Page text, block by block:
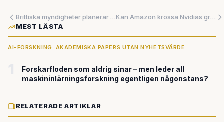
Brittiska myndigheter planerar AI-ålderstestning – läckt dokument avslöjar kända brister som kan mista barn för vuxna
Kan Amazon krossa Nvidias grepp om AI-marknaden?
MEST LÄSTA
AI-FORSKNING: AKADEMISKA PAPERS UTAN NYHETSVÄRDE
Forskarfloden som aldrig sinar – men leder all
maskininlärningsforskning egentligen någonstans?
RELATERADE ARTIKLAR